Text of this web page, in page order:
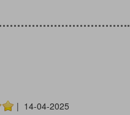
| 14-04-2025